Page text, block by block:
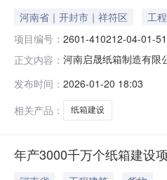
河南省｜开封市｜祥符区 工
项目编号： 2601-410212-04-01-
正文内容： 河南启晟纸箱制造有限
发布时间： 2026-01-20 18:03
相关产品：
纸箱建设
年产3000千万个纸箱建设